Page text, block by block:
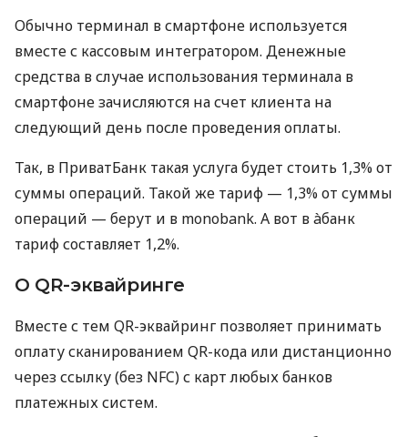
Обычно терминал в смартфоне используется
вместе с кассовым интегратором. Денежные
средства в случае использования терминала в
смартфоне зачисляются на счет клиента на
следующий день после проведения оплаты.
Так, в ПриватБанк такая услуга будет стоить 1,3% от
суммы операций. Такой же тариф — 1,3% от суммы
операций — берут и в monobank. А вот в àбанк
тариф составляет 1,2%.
О QR-эквайринге
Вместе с тем QR-эквайринг позволяет принимать
оплату сканированием QR-кода или дистанционно
через ссылку (без NFC) с карт любых банков
платежных систем.